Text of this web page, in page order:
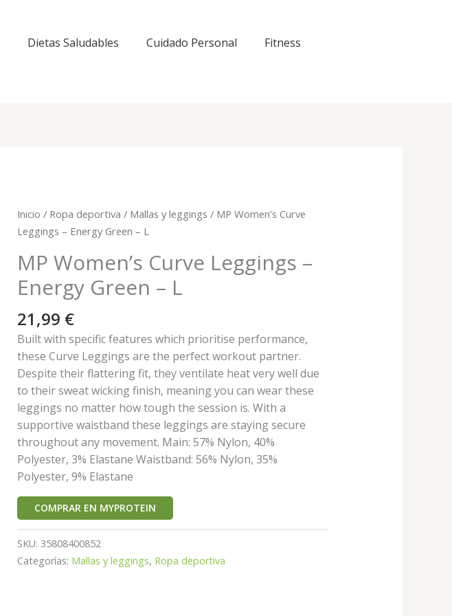
Dietas Saludables Cuidado Personal
Fitness
Inicio / Ropa deportiva / Mallas y leggings / MP Women’s Curve
Leggings – Energy Green – L
MP Women’s Curve Leggings –
Energy Green – L
21,99 €
Built with specific features which prioritise performance,
these Curve Leggings are the perfect workout partner.
Despite their flattering fit, they ventilate heat very well due
to their sweat wicking finish, meaning you can wear these
leggings no matter how tough the session is. With a
supportive waistband these leggings are staying secure
throughout any movement. Main: 57% Nylon, 40%
Polyester, 3% Elastane Waistband: 56% Nylon, 35%
Polyester, 9% Elastane
COMPRAR EN MYPROTEIN
SKU: 35808400852
Categorías: Mallas y leggings, Ropa deportiva